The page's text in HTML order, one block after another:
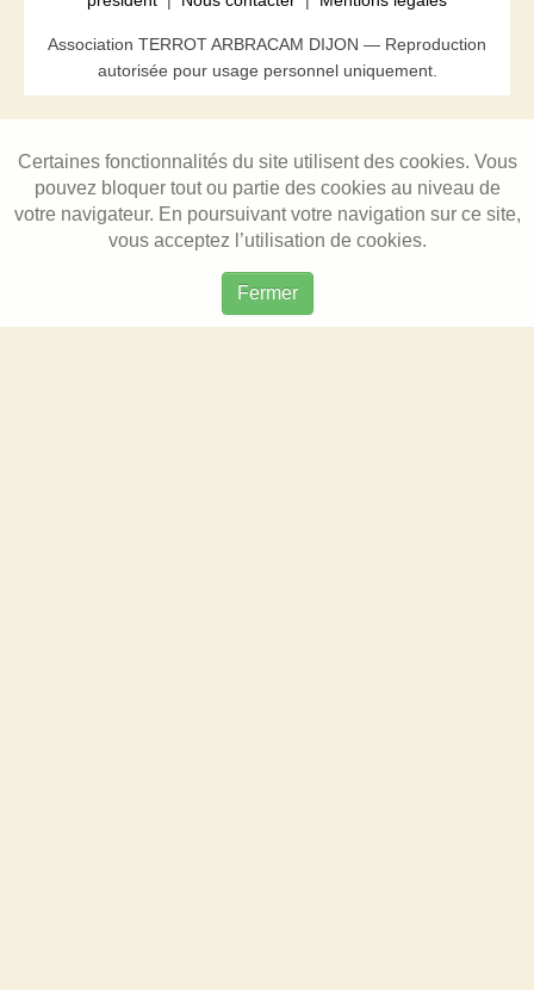
Association TERROT ARBRACAM DIJON — Reproduction
autorisée pour usage personnel uniquement.
Certaines fonctionnalités du site utilisent des cookies. Vous
pouvez bloquer tout ou partie des cookies au niveau de
votre navigateur. En poursuivant votre navigation sur ce site,
vous acceptez l’utilisation de cookies.
Fermer